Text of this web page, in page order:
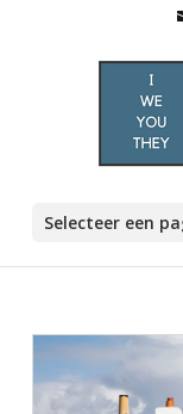
Selecteer een